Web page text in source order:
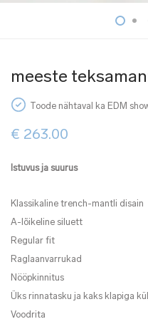
meeste
Toode nähtaval ka EDM
€ 263.00
Istuvus ja suurus
Klassikaline trench-mantli disain
A-lõikeline siluett
Regular fit
Raglaanvarrukad
Nööpkinnitus
Üks rinnatasku ja kaks klapiga
Voodrita